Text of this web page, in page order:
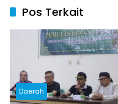
Pos Terkait
Daerah